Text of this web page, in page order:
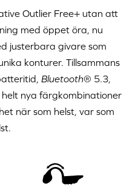
Outlier Free+utan att
med öppet öra, nu
justerbara givare som
konturer. Tillsammans
Bluetooth® 5.3,
nya färgkombinationer
när som helst, var som